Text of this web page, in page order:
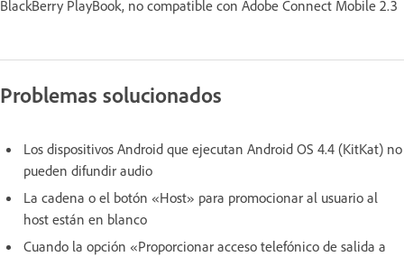
BlackBerry PlayBook, no compatible con Adobe Connect Mobile 2.3
Problemas solucionados
Los dispositivos Android que ejecutan Android OS 4.4 (KitKat) no
pueden difundir audio
La cadena o el botón «Host» para promocionar al usuario al
host están en blanco
Cuando la opción «Proporcionar acceso telefónico de salida a